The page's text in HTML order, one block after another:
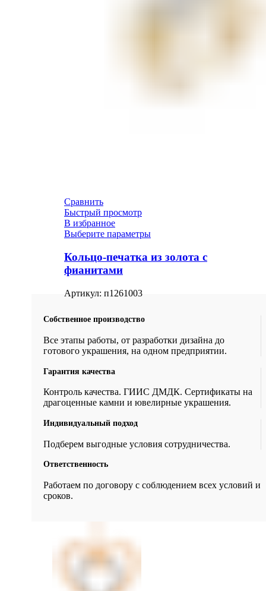
Сравнить
Быстрый просмотр
В избранное
Выберите параметры
Кольцо-печатка из золота с
фианитами
Артикул: п1261003
Собственное производство
Все этапы работы, от разработки дизайна до
готового украшения, на одном предприятии.
Гарантия качества
Контроль качества. ГИИС ДМДК. Сертификаты на
драгоценные камни и ювелирные украшения.
Индивидуальный подход
Подберем выгодные условия сотрудничества.
Ответственность
Работаем по договору с соблюдением всех условий и
сроков.